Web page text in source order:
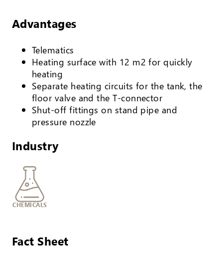
Advantages
Telematics
Heating surface with 12 m2 for quickly
heating
Separate heating circuits for the tank, the
floor valve and the T-connector
Shut-off fittings on stand pipe and
pressure nozzle
Industry
CHEMICALS
Fact Sheet